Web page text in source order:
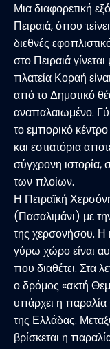
Μια διαφορετική
Πειραιά, όπου
διεθνές
στο Πειραιά
πλατεία Κοραή
από το Δημοτικό
αναπαλαιωμένο.
το εμπορικό
και εστιατόρια
σύγχρονη ιστορία,
των πλοίων.
Η Πειραϊκή
(Πασαλιμάνι) με
της χερσονήσου. Η
γύρω χώρο είναι
που διαθέτει. Στα
ο δρόμος «ακτή
υπάρχει η παραλία
της Ελλάδας.
βρίσκεται η